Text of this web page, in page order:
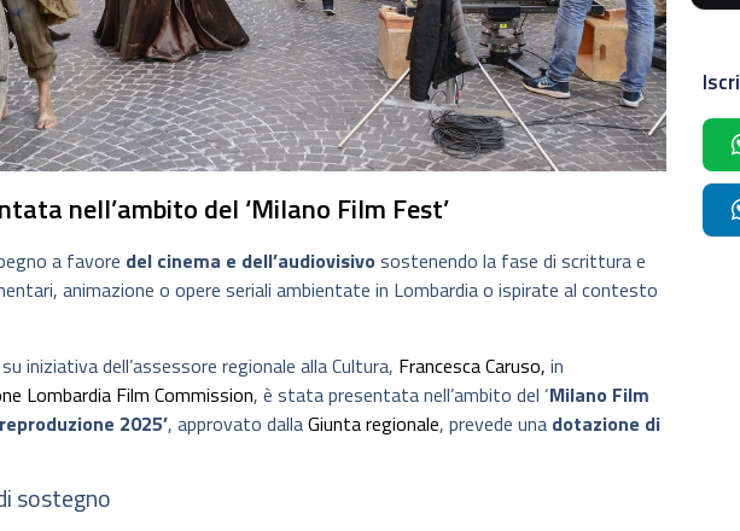
nell’ambito del ‘Milano Film Fest’
a favore del cinema e dell’audiovisivo sostenendo la fase di scrittura e
animazione o opere seriali ambientate in Lombardia o ispirate al contesto
iniziativa dell’assessore regionale alla Cultura, Francesca Caruso, in
Lombardia Film Commission, è stata presentata nell’ambito del ‘Milano Film
2025’, approvato dallaGiunta regionale, prevede una dotazione di
sostegno